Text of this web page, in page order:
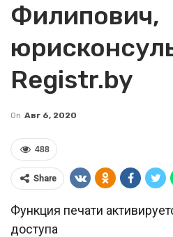
Филипович,
Registr.by
On Авг 6, 2020
488
Share
Функция печати
доступа